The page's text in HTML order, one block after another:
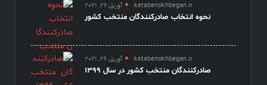
ketabenokhbegan.ir آوریل 26, 2021
نحوه انتخاب صادرکنندگان منتخب کشور
ketabenokhbegan.ir آوریل 26, 2021
صادرکنندگان منتخب کشور در سال 1399